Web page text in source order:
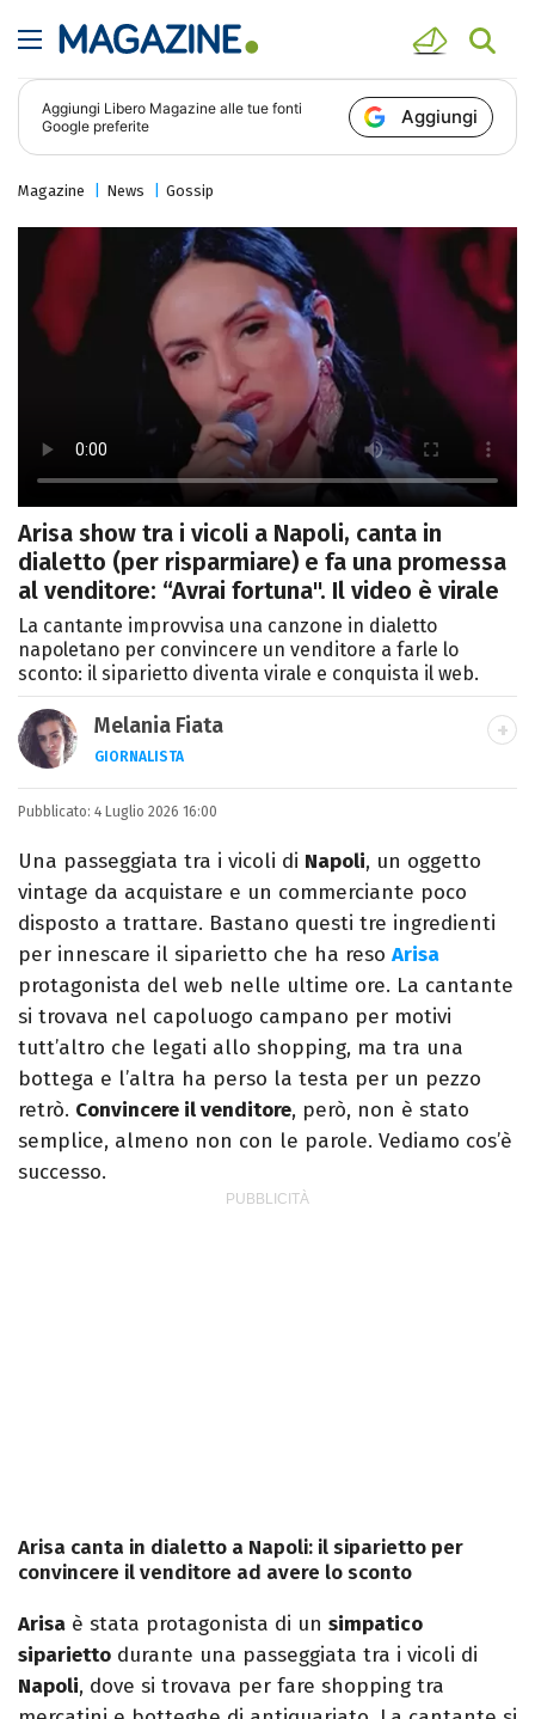
Aggiungi Libero Magazine alle tue fonti
Google preferite
Aggiungi
Magazine News Gossip
Arisa show tra i vicoli a Napoli, canta in
dialetto (per risparmiare) e fa una promessa
al venditore: “Avrai fortuna". Il video è virale
La cantante improvvisa una canzone in dialetto
napoletano per convincere un venditore a farle lo
sconto: il siparietto diventa virale e conquista il web.
Melania Fiata
GIORNALISTA
Laureata in Lettere, divoratrice di libri e
serie. Scrivo di spettacoli, film e TV.
Pubblicato: 4 Luglio 2026 16:00
Una passeggiata tra i vicoli di Napoli, un oggetto
vintage da acquistare e un commerciante poco
disposto a trattare. Bastano questi tre ingredienti
per innescare il siparietto che ha reso Arisa
protagonista del web nelle ultime ore. La cantante
si trovava nel capoluogo campano per motivi
tutt’altro che legati allo shopping, ma tra una
bottega e l’altra ha perso la testa per un pezzo
retrò. Convincere il venditore, però, non è stato
semplice, almeno non con le parole. Vediamo cos’è
successo.
Arisa canta in dialetto a Napoli: il siparietto per
convincere il venditore ad avere lo sconto
Arisa è stata protagonista di un simpatico
siparietto durante una passeggiata tra i vicoli di
Napoli, dove si trovava per fare shopping tra